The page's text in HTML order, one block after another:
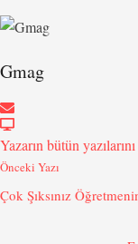
Gmag
Yazarın bütün
Önceki Yazı
Çok Şıksınız